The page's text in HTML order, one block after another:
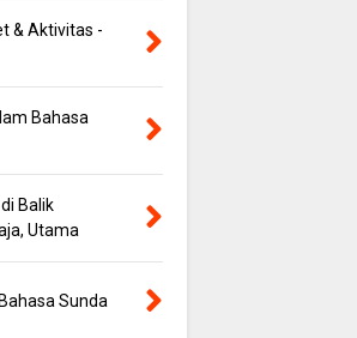
& Aktivitas -
Bahasa
Balik
Utama
Sunda